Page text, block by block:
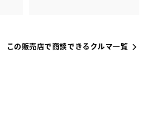
この販売店で商談できるクルマ一覧